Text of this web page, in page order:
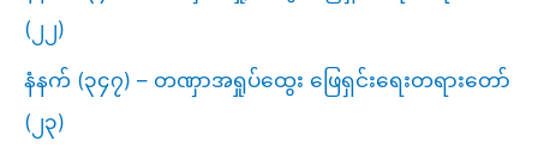
(၂၂)
နံနက် (၃၄၇) – တဏှာအရှုပ်ထွေး ဖြေရှင်းရေးတရားတော်
(၂၃)